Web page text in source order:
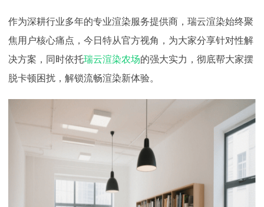
渲染大赛
泛CG交流会
渲染大赛
泛CG交流会
渲染大赛
泛CG交流会
渲染大赛
泛CG交流会
渲染大赛
泛CG交流会
渲染大赛
泛CG交流会
特惠专区
青云平台
教育优惠
青云平台
教育优惠
青云平台
教育优惠
青云平台
教育优惠
青云平台
教育优惠
青云平台
教育优惠
关于我们
下载动画客户端
效果图客户端
动画客户端
效果图客户端
动画客户端
效果图客户端
动画客户端
效果图客户端
动画客户端
效果图客户端
动画客户端
效果图客户端
作为深耕行业多年的专业渲染服务提供商，瑞云渲染始终聚
焦用户核心痛点，今日特从官方视角，为大家分享针对性解
决方案，同时依托瑞云渲染农场的强大实力，彻底帮大家摆
脱卡顿困扰，解锁流畅渲染新体验。